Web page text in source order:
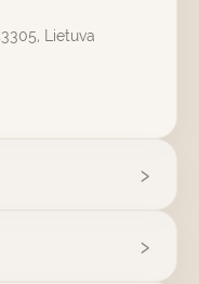
Lietuva